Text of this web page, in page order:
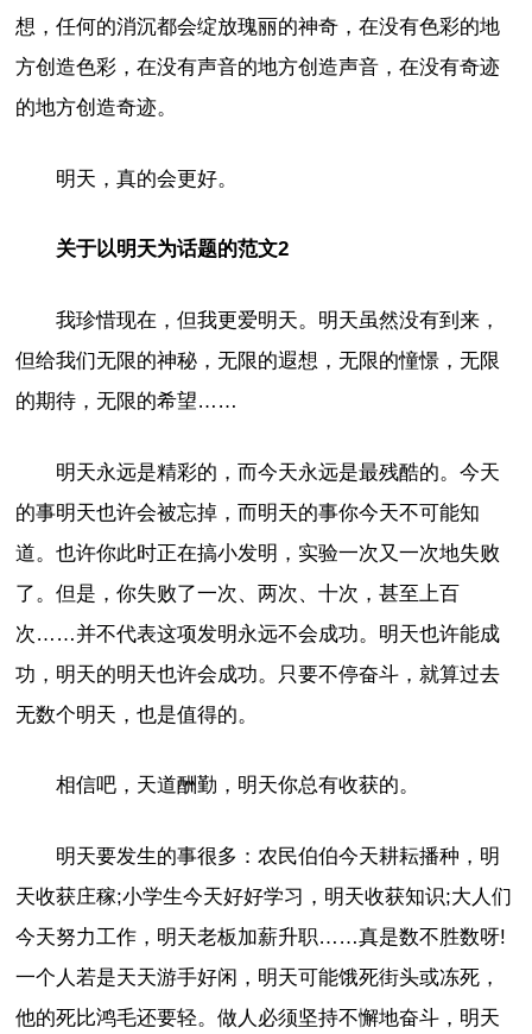
想，任何的消沉都会绽放瑰丽的神奇，在没有色彩的地
方创造色彩，在没有声音的地方创造声音，在没有奇迹
的地方创造奇迹。
明天，真的会更好。
关于以明天为话题的范文2
我珍惜现在，但我更爱明天。明天虽然没有到来，
但给我们无限的神秘，无限的遐想，无限的憧憬，无限
的期待，无限的希望……
明天永远是精彩的，而今天永远是最残酷的。今天
的事明天也许会被忘掉，而明天的事你今天不可能知
道。也许你此时正在搞小发明，实验一次又一次地失败
了。但是，你失败了一次、两次、十次，甚至上百
次……并不代表这项发明永远不会成功。明天也许能成
功，明天的明天也许会成功。只要不停奋斗，就算过去
无数个明天，也是值得的。
相信吧，天道酬勤，明天你总有收获的。
明天要发生的事很多：农民伯伯今天耕耘播种，明
天收获庄稼;小学生今天好好学习，明天收获知识;大人们
今天努力工作，明天老板加薪升职……真是数不胜数呀!
一个人若是天天游手好闲，明天可能饿死街头或冻死，
他的死比鸿毛还要轻。做人必须坚持不懈地奋斗，明天